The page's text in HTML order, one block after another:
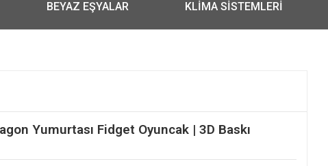
BEYAZ EŞYALAR KLİMA SİSTEMLERİ
Yumurtası Fidget Oyuncak | 3D Baskı